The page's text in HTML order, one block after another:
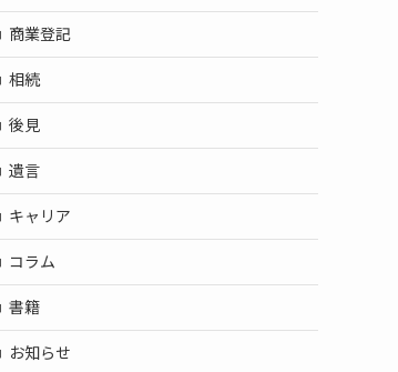
商業登記
相続
後見
遺言
キャリア
コラム
書籍
お知らせ